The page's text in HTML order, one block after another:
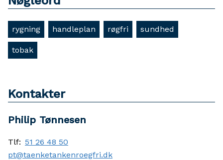
rygning handleplan røgfri sundhed
tobak
Kontakter
Philip Tønnesen
Tlf: 51 26 48 50
pt@taenketankenroegfri.dk